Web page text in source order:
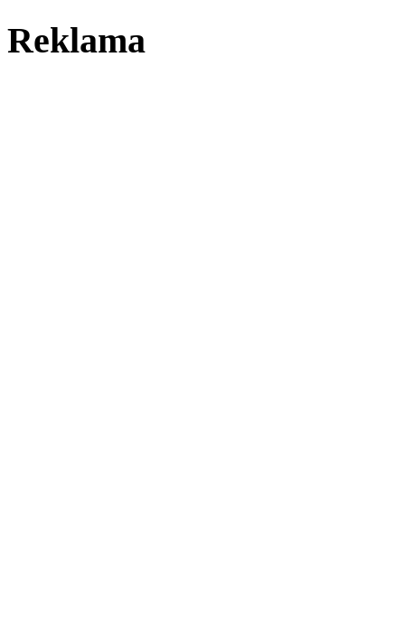
Reklama